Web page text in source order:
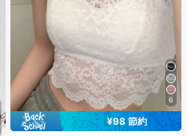
6
¥98 節約